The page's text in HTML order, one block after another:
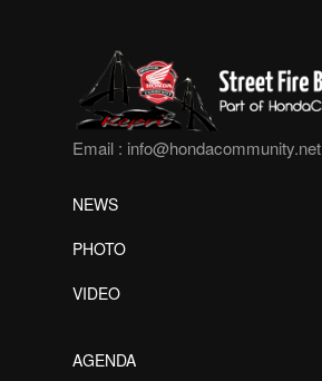
Email : info@hondacommunity.net
NEWS
PHOTO
VIDEO
AGENDA